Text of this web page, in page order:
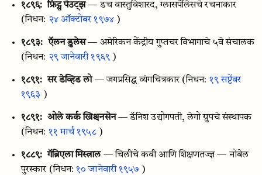
१८९६: फ्रिट्स पेउट्झ— डच वास्तुविशारद, ग्लासपॅलिसचे रचनाकार
(निधन: २४ ऑक्टोबर १९७४)
१८९३: ऍलन डुलेस — अमेरिकन केंद्रीय गुप्तचर विभागाचे ५वे संचालक
(निधन: २९ जानेवारी १९६९)
१८९१: सर डेव्हिड लो — जगप्रसिद्ध व्यंगचित्रकार (निधन: १९ सप्टेंबर
१९६३ )
१८९१: ओले कर्क ख्रिश्चनसेन — डॅनिश उद्योगपती, लेगो ग्रुपचे संस्थापक
(निधन: ११ मार्च १९५८)
१८८९: गॅब्रिएला मिस्त्राल — चिलीचे कवी आणि शिक्षणतज्ज्ञ — नोबेल
पुरस्कार (निधन:१० जानेवारी १९५७ )